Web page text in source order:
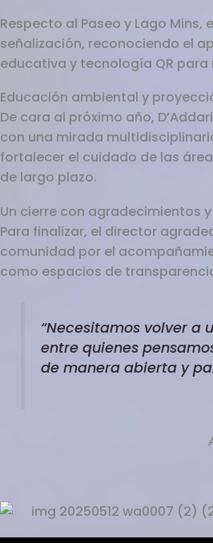
Respecto al Paseo y Lago
señalización, reconociendo el
educativa y tecnología QR
Educación ambiental y
De cara al próximo año,
con una mirada
fortalecer el cuidado de las
de largo plazo.
Un cierre con agradecimientos
Para finalizar, el director
comunidad por el
como espacios de
“Necesitamos volver a
entre quienes
de manera abierta y